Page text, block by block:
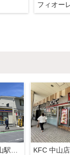
フィオー
ミニストップ 中山駅南口店
KFC 中山店